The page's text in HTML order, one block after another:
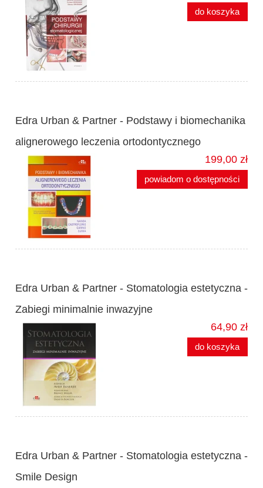
do koszyka
Edra Urban & Partner - Podstawy i biomechanika
alignerowego leczenia ortodontycznego
199,00 zł
powiadom o dostępności
Edra Urban & Partner - Stomatologia estetyczna -
Zabiegi minimalnie inwazyjne
64,90 zł
do koszyka
Edra Urban & Partner - Stomatologia estetyczna -
Smile Design